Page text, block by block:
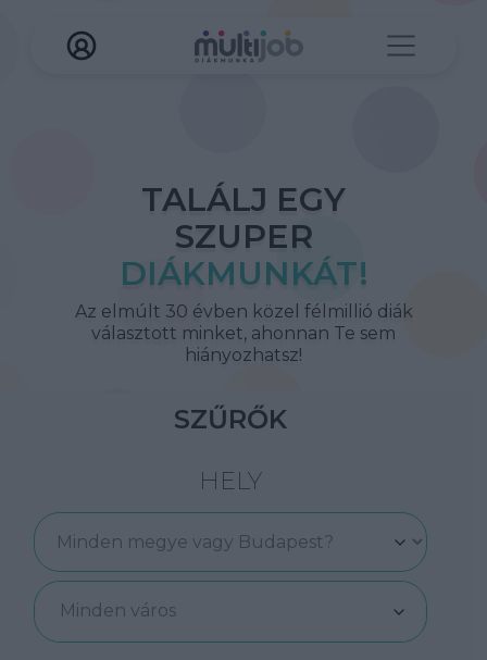
TALÁLJ EGY
SZUPER
DIÁKMUNKÁT!
Az elmúlt 30 évben közel félmillió diák
választott minket, ahonnan Te sem
hiányozhatsz!
SZŰRŐK
HELY
Minden város